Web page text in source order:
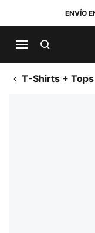
ENVÍO
T-Shirts + Tops